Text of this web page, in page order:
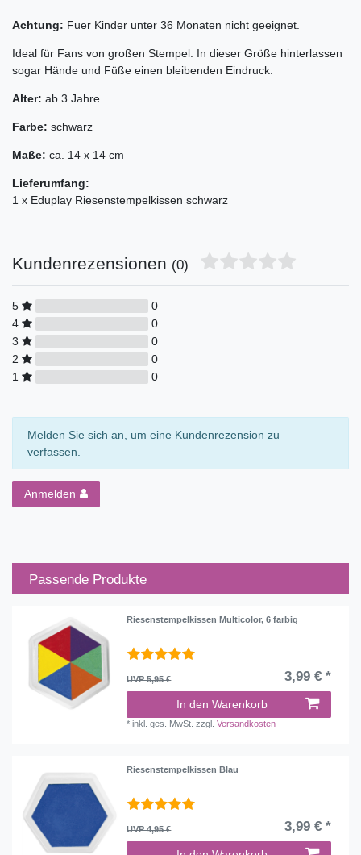
Achtung: Fuer Kinder unter 36 Monaten nicht geeignet.
Ideal für Fans von großen Stempel. In dieser Größe hinterlassen
sogar Hände und Füße einen bleibenden Eindruck.
Alter: ab 3 Jahre
Farbe: schwarz
Maße: ca. 14 x 14 cm
Lieferumfang:
1 x Eduplay Riesenstempelkissen schwarz
Kundenrezensionen (0)
5
0
4
0
3
0
2
0
1
0
Melden Sie sich an, um eine Kundenrezension zu
verfassen.
Anmelden
Passende Produkte
Riesenstempelkissen Multicolor, 6 farbig
UVP 5,95 € 3,99 € *
In den Warenkorb
*inkl. ges. MwSt. zzgl.Versandkosten
Riesenstempelkissen Blau
UVP 4,95 € 3,99 € *